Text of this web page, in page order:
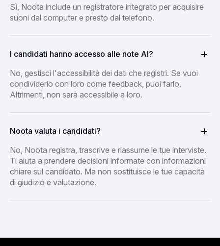
Sì, Noota include un registratore integrato per acquisire
suoni dal computer e presto dal telefono.
I candidati hanno accesso alle note AI?
No, gestisci l'accessibilità dei dati che registri. Se vuoi
condividerlo con loro come feedback, puoi farlo.
Altrimenti, non sarà accessibile a loro.
Noota valuta i candidati?
No, Noota registra, trascrive e riassume le tue interviste.
Ti aiuta a prendere decisioni informate con informazioni
chiare sul candidato. Ma non sostituisce le tue capacità
di giudizio e valutazione.